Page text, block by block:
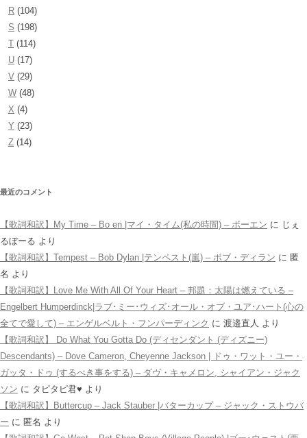
R (104)
S (198)
T (114)
U (17)
V (29)
W (48)
X (4)
Y (23)
Z (14)
最近のコメント
【歌詞和訳】My Time – Bo en |マイ・タイム(私の時間) – ボーエン に じぇ
るぼーる より
【歌詞和訳】Tempest – Bob Dylan |テンペスト(嵐) – ボブ・ディラン に 匿
名 より
【歌詞和訳】Love Me With All Of Your Heart – 邦題：太陽は燃えている –
Engelbert Humperdinck|ラブ･ミー･ウィズ･オール・オブ・ユア･ハート(心の
全てで愛して) – エンゲルベルト・フンパーディンク に 渡邉直人 より
【歌詞和訳】 Do What You Gotta Do (ディセンダント (ディズニー)
Descendants) – Dove Cameron, Cheyenne Jackson | ドゥ・ワット・ユー・
ガッタ・ドゥ (するべき事をする) – ダヴ・キャメロン, シャイアン・ジャク
ソン に タピタピ君♥️ より
【歌詞和訳】Buttercup – Jack Stauber |バターカップ – ジャック・ストウバ
ー に 匿名 より